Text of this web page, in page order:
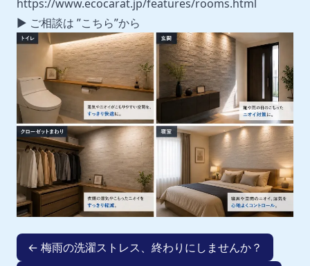
https://www.ecocarat.jp/features/rooms.html
▶︎ ご相談は ”こちら”から
← 梅雨の洗濯ストレス、終わりにしませんか？